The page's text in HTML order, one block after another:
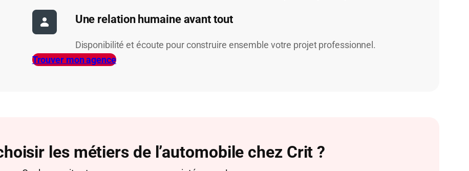
Une relation humaine avant tout
Disponibilité et écoute pour construire ensemble votre projet professionnel.
Trouver mon agence
les métiers de l’automobile chez Crit ?